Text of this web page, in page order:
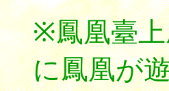
※鳳凰臺上
に鳳凰が